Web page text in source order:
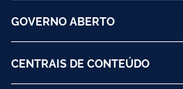
GOVERNO ABERTO
CENTRAIS DE CONTEÚDO